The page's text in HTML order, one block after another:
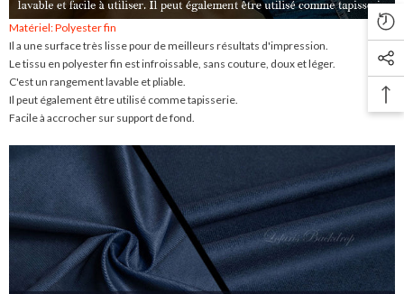
Matériel: Polyester fin
Il a une surface très lisse pour de meilleurs résultats d'impression.
Le tissu en polyester fin est infroissable, sans couture, doux et léger.
C'est un rangement lavable et pliable.
Il peut également être utilisé comme tapisserie.
Facile à accrocher sur support de fond.